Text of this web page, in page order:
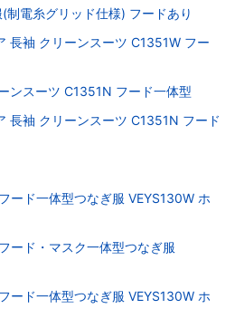
制電糸グリッド仕様) フードあり
長袖 クリーンスーツ C1351W フー
ンスーツ C1351N フード一体型
長袖 クリーンスーツ C1351N フード
ード一体型つなぎ服 VEYS130W ホ
ード・マスク一体型つなぎ服
ード一体型つなぎ服 VEYS130W ホ